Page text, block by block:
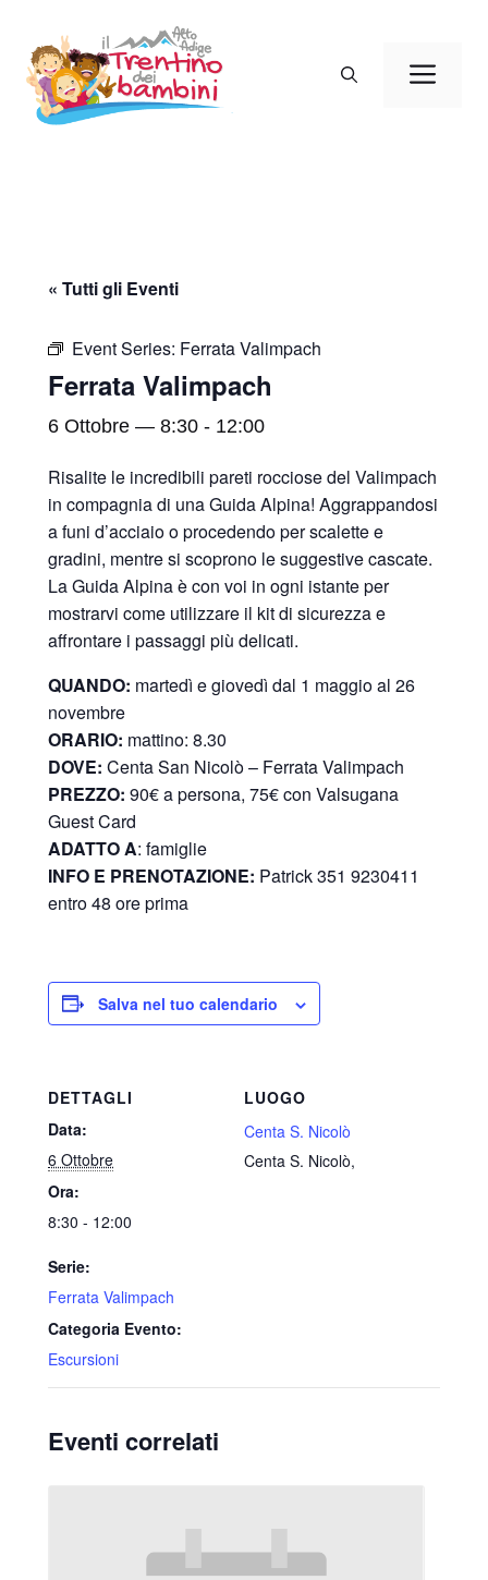
contenuto
« Tutti gli Eventi
Event Series: Ferrata Valimpach
Ferrata Valimpach
6 Ottobre — 8:30 - 12:00
Risalite le incredibili pareti rocciose del Valimpach
in compagnia di una Guida Alpina! Aggrappandosi
a funi d’acciaio o procedendo per scalette e
gradini, mentre si scoprono le suggestive cascate.
La Guida Alpina è con voi in ogni istante per
mostrarvi come utilizzare il kit di sicurezza e
affrontare i passaggi più delicati.
QUANDO: martedì e giovedì dal 1 maggio al 26
novembre
ORARIO: mattino: 8.30
DOVE: Centa San Nicolò – Ferrata Valimpach
PREZZO: 90€ a persona, 75€ con Valsugana
Guest Card
ADATTO A: famiglie
INFO E PRENOTAZIONE: Patrick 351 9230411
entro 48 ore prima
Salva nel tuo calendario
DETTAGLI
Data:
6 Ottobre
Ora:
8:30 - 12:00
Serie:
Ferrata Valimpach
Categoria Evento:
Escursioni
LUOGO
Centa S. Nicolò
Centa S. Nicolò,
Eventi correlati